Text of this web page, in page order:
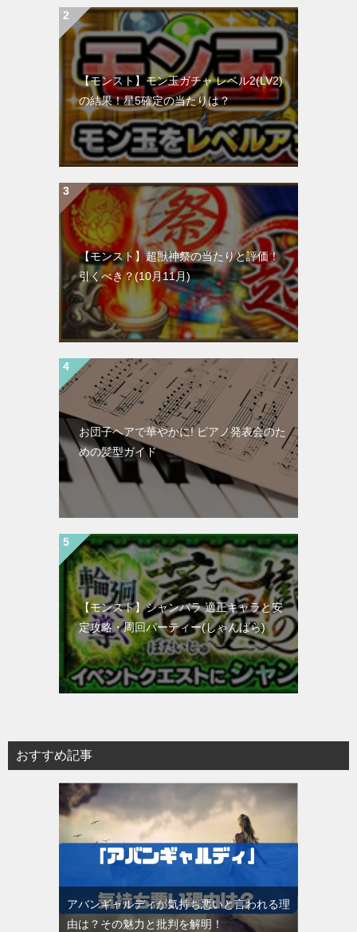
【モンスト】モン玉ガチャ レベル2(LV2)
の結果！星5確定の当たりは？
【モンスト】超獣神祭の当たりと評価！
引くべき？(10月11月)
お団子ヘアで華やかに! ピアノ発表会のた
めの髪型ガイド
【モンスト】シャンバラ 適正キャラと安
定攻略・周回パーティー(しゃんばら)
おすすめ記事
アバンギャルディが気持ち悪いと言われる理
由は？その魅力と批判を解明！